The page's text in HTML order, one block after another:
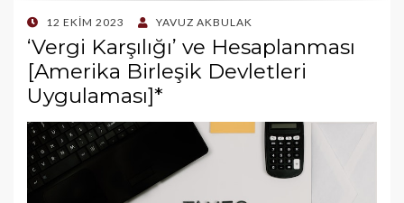
POSTED
ON
12 EKIM 2023 YAVUZ AKBULAK
‘Vergi Karşılığı’ ve Hesaplanması
[Amerika Birleşik Devletleri
Uygulaması]*